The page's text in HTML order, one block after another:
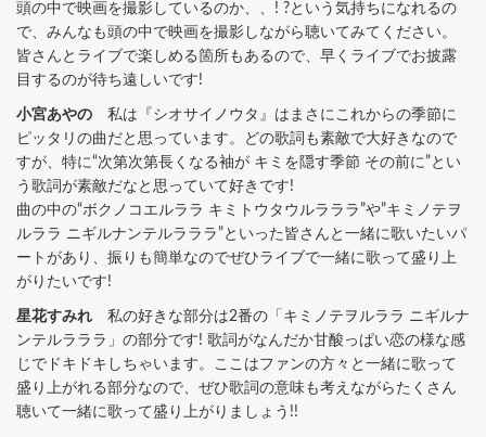
頭の中で映画を撮影しているのか、、! ?という気持ちになれるの
で、みんなも頭の中で映画を撮影しながら聴いてみてください。
皆さんとライブで楽しめる箇所もあるので、早くライブでお披露
目するのが待ち遠しいです!
小宮あやの 私は『シオサイノウタ』はまさにこれからの季節に
ピッタリの曲だと思っています。どの歌詞も素敵で大好きなので
すが、特に“次第次第長くなる袖が キミを隠す季節 その前に”とい
う歌詞が素敵だなと思っていて好きです!
曲の中の“ボクノコエルララ キミトウタウルラララ”や”キミノテヲ
ルララ ニギルナンテルラララ”といった皆さんと一緒に歌いたいパ
ートがあり、振りも簡単なのでぜひライブで一緒に歌って盛り上
がりたいです!
星花すみれ 私の好きな部分は2番の「キミノテヲルララ ニギルナ
ンテルラララ」の部分です! 歌詞がなんだか甘酸っぱい恋の様な感
じでドキドキしちゃいます。ここはファンの方々と一緒に歌って
盛り上がれる部分なので、ぜひ歌詞の意味も考えながらたくさん
聴いて一緒に歌って盛り上がりましょう!!